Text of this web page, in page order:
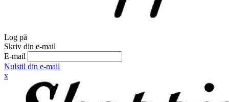
Log på
Skriv din e-mail
E-mail
Nulstil din e-mail
x